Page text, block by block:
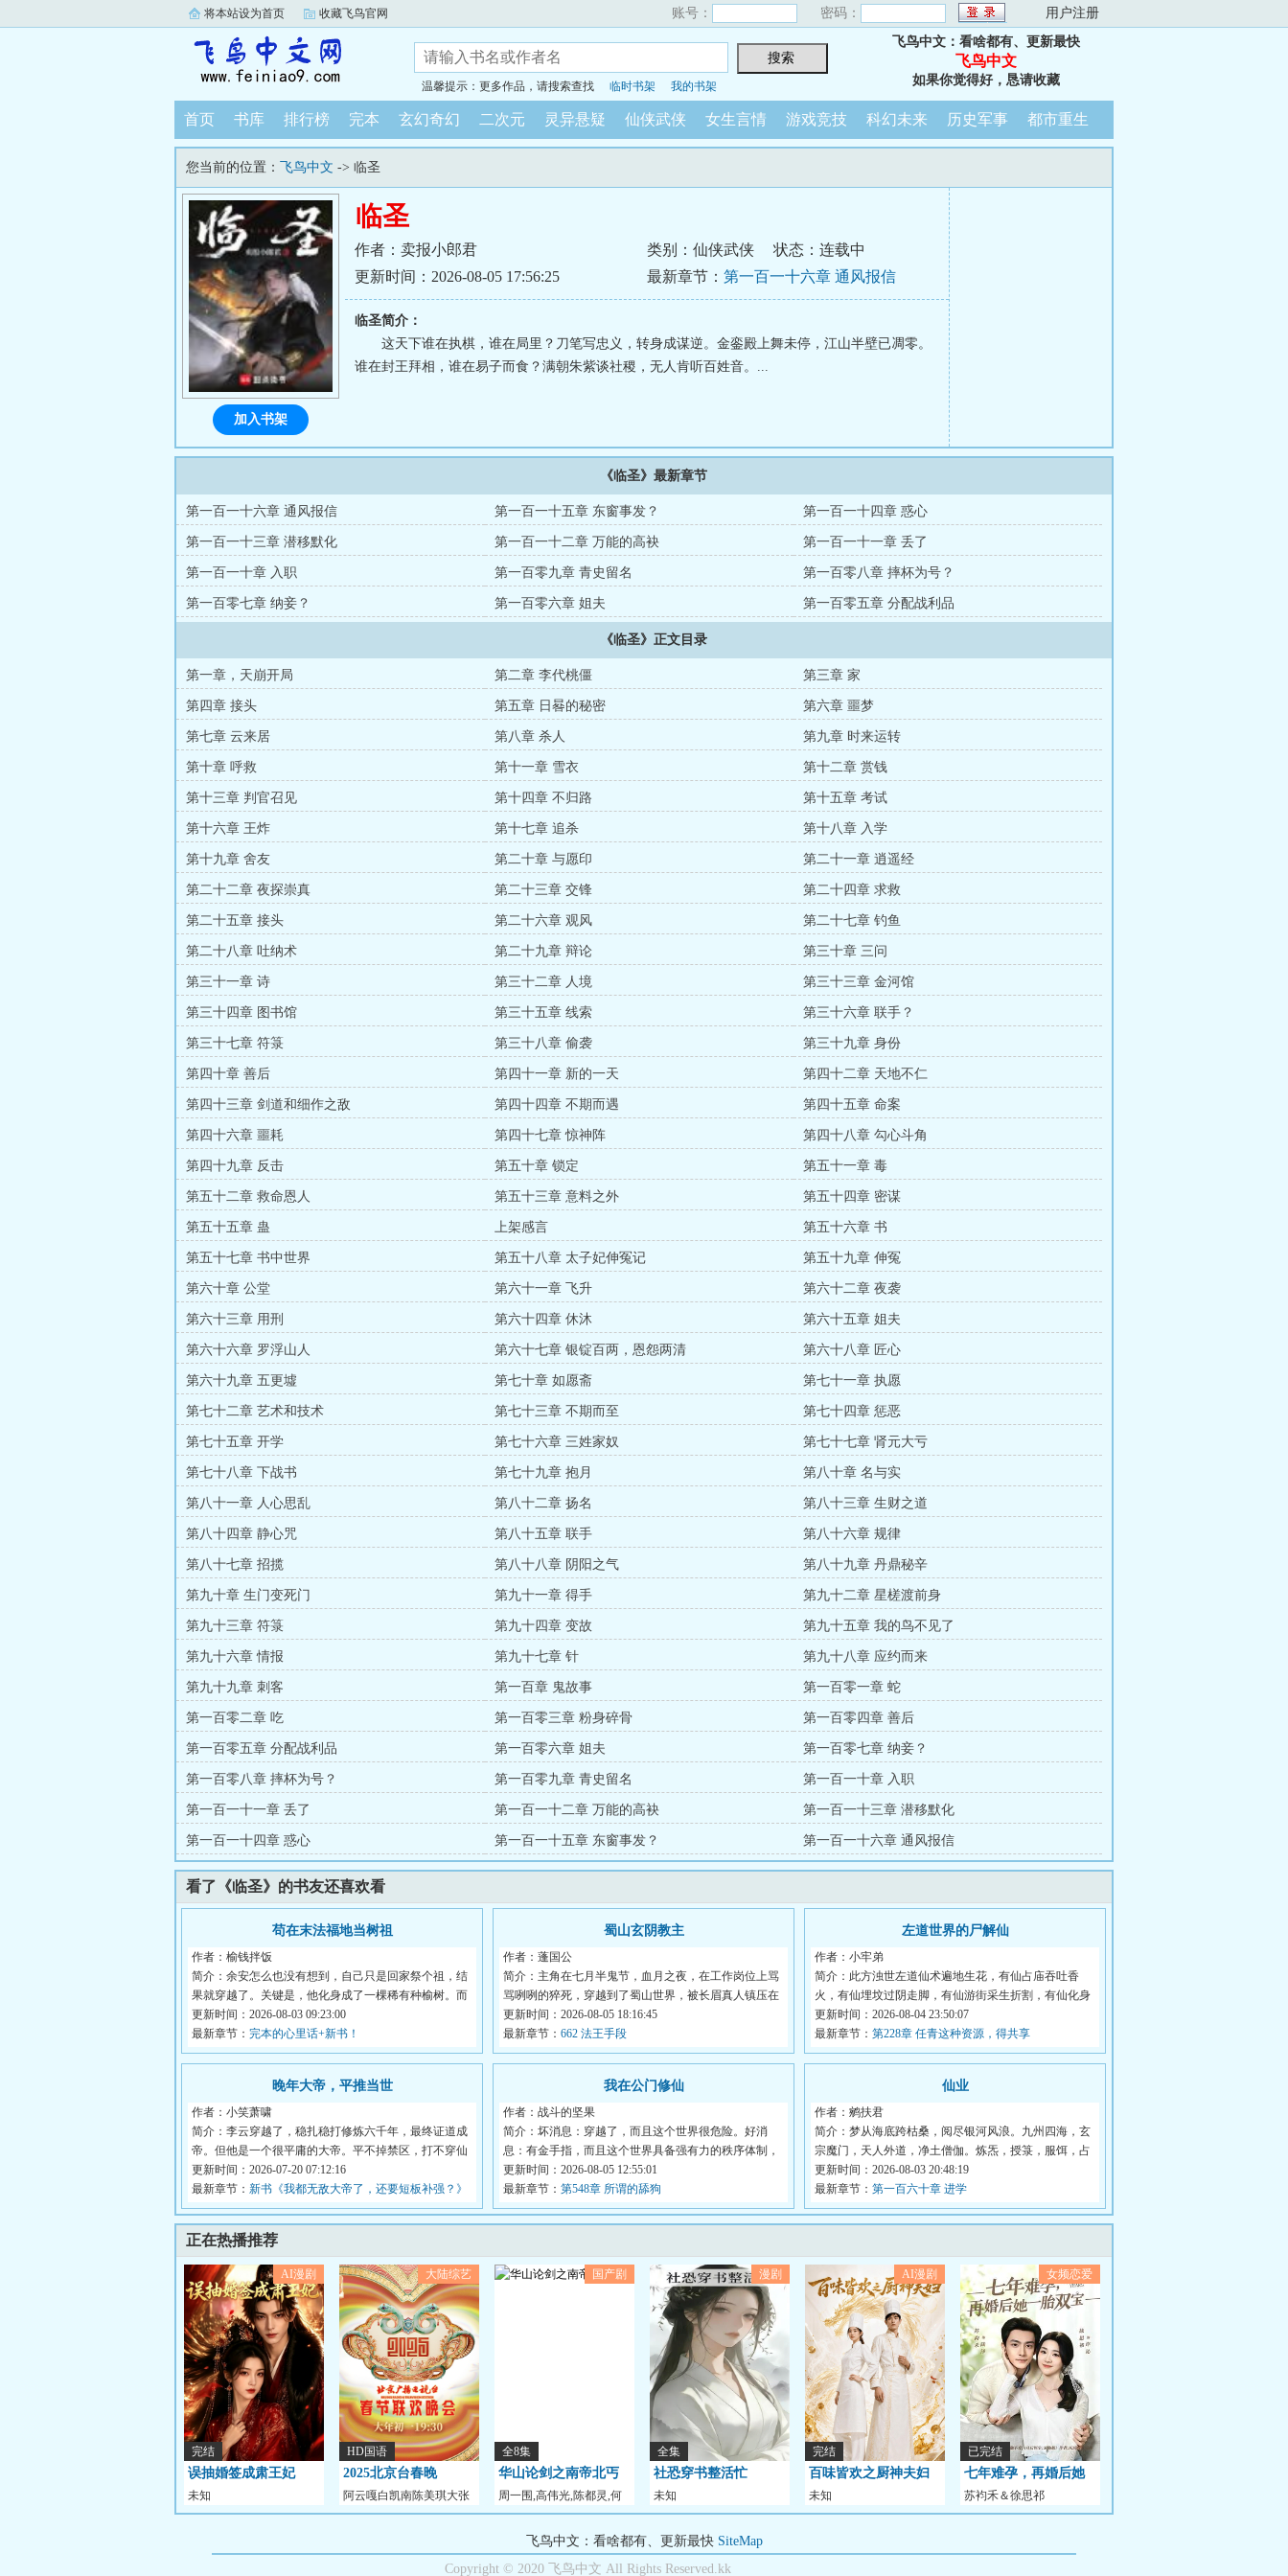
将本站设为首页 收藏飞鸟官网 账号： 密码： 用户注册
温馨提示：更多作品，请搜索查找 临时书架 我的书架
飞鸟中文：看啥都有、更新最快
飞鸟中文
如果你觉得好，恳请收藏
首页 书库 排行榜 完本 玄幻奇幻 二次元 灵异悬疑 仙侠武侠 女生言情 游戏竞技 科幻未来 历史军事 都市重生
您当前的位置： 飞鸟中文 -> 临圣
临圣
作者：卖报小郎君 类别：仙侠武侠
状态：连载中
更新时间：2026-08-05 17:56:25
最新章节： 第一百一十六章 通风报信
临圣简介：
这天下谁在执棋，谁在局里？刀笔写忠义，转身成谋逆。金銮殿上舞未停，江山半壁已凋零。
谁在封王拜相，谁在易子而食？满朝朱紫谈社稷，无人肯听百姓音。...
加入书架
《临圣》最新章节
第一百一十六章 通风报信 第一百一十五章 东窗事发？ 第一百一十四章 惑心
第一百一十三章 潜移默化 第一百一十二章 万能的高袂 第一百一十一章 丢了
第一百一十章 入职 第一百零九章 青史留名 第一百零八章 摔杯为号？
第一百零七章 纳妾？ 第一百零六章 姐夫 第一百零五章 分配战利品
《临圣》正文目录
第一章，天崩开局 第二章 李代桃僵 第三章 家
第四章 接头 第五章 日晷的秘密 第六章 噩梦
第七章 云来居 第八章 杀人 第九章 时来运转
第十章 呼救 第十一章 雪衣 第十二章 赏钱
第十三章 判官召见 第十四章 不归路 第十五章 考试
第十六章 王炸 第十七章 追杀 第十八章 入学
第十九章 舍友 第二十章 与愿印 第二十一章 逍遥经
第二十二章 夜探崇真 第二十三章 交锋 第二十四章 求救
第二十五章 接头 第二十六章 观风 第二十七章 钓鱼
第二十八章 吐纳术 第二十九章 辩论 第三十章 三问
第三十一章 诗 第三十二章 人境 第三十三章 金河馆
第三十四章 图书馆 第三十五章 线索 第三十六章 联手？
第三十七章 符箓 第三十八章 偷袭 第三十九章 身份
第四十章 善后 第四十一章 新的一天 第四十二章 天地不仁
第四十三章 剑道和细作之敌 第四十四章 不期而遇 第四十五章 命案
第四十六章 噩耗 第四十七章 惊神阵 第四十八章 勾心斗角
第四十九章 反击 第五十章 锁定 第五十一章 毒
第五十二章 救命恩人 第五十三章 意料之外 第五十四章 密谋
第五十五章 蛊 上架感言 第五十六章 书
第五十七章 书中世界 第五十八章 太子妃伸冤记 第五十九章 伸冤
第六十章 公堂 第六十一章 飞升 第六十二章 夜袭
第六十三章 用刑 第六十四章 休沐 第六十五章 姐夫
第六十六章 罗浮山人 第六十七章 银锭百两，恩怨两清 第六十八章 匠心
第六十九章 五更墟 第七十章 如愿斋 第七十一章 执愿
第七十二章 艺术和技术 第七十三章 不期而至 第七十四章 惩恶
第七十五章 开学 第七十六章 三姓家奴 第七十七章 肾元大亏
第七十八章 下战书 第七十九章 抱月 第八十章 名与实
第八十一章 人心思乱 第八十二章 扬名 第八十三章 生财之道
第八十四章 静心咒 第八十五章 联手 第八十六章 规律
第八十七章 招揽 第八十八章 阴阳之气 第八十九章 丹鼎秘辛
第九十章 生门变死门 第九十一章 得手 第九十二章 星槎渡前身
第九十三章 符箓 第九十四章 变故 第九十五章 我的鸟不见了
第九十六章 情报 第九十七章 针 第九十八章 应约而来
第九十九章 刺客 第一百章 鬼故事 第一百零一章 蛇
第一百零二章 吃 第一百零三章 粉身碎骨 第一百零四章 善后
第一百零五章 分配战利品 第一百零六章 姐夫 第一百零七章 纳妾？
第一百零八章 摔杯为号？ 第一百零九章 青史留名 第一百一十章 入职
第一百一十一章 丢了 第一百一十二章 万能的高袂 第一百一十三章 潜移默化
第一百一十四章 惑心 第一百一十五章 东窗事发？ 第一百一十六章 通风报信
看了《临圣》的书友还喜欢看
苟在末法福地当树祖
作者：榆钱拌饭
简介：余安怎么也没有想到，自己只是回家祭个祖，结
果就穿越了。关键是，他化身成了一棵稀有种榆树。而
这...
更新时间：2026-08-03 09:23:00
最新章节： 完本的心里话+新书！
蜀山玄阴教主
作者：蓬国公
简介：主角在七月半鬼节，血月之夜，在工作岗位上骂
骂咧咧的猝死，穿越到了蜀山世界，被长眉真人镇压在
莽...
更新时间：2026-08-05 18:16:45
最新章节： 662 法王手段
左道世界的尸解仙
作者：小牢弟
简介：此方浊世左道仙术遍地生花，有仙占庙吞吐香
火，有仙埋坟过阴走脚，有仙游街采生折割，有仙化身
万千...
更新时间：2026-08-04 23:50:07
最新章节： 第228章 任青这种资源，得共享
晚年大帝，平推当世
作者：小笑萧啸
简介：李云穿越了，稳扎稳打修炼六千年，最终证道成
帝。但他是一个很平庸的大帝。平不掉禁区，打不穿仙
域...
更新时间：2026-07-20 07:12:16
最新章节： 新书《我都无敌大帝了，还要短板补强？》
我在公门修仙
作者：战斗的坚果
简介：坏消息：穿越了，而且这个世界很危险。好消
息：有金手指，而且这个世界具备强有力的秩序体制，
所以...
更新时间：2026-08-05 12:55:01
最新章节： 第548章 所谓的舔狗
仙业
作者：鹓扶君
简介：梦从海底跨枯桑，阅尽银河风浪。九州四海，玄
宗魔门，天人外道，净土僧伽。炼炁，授箓，服饵，占
验...
更新时间：2026-08-03 20:48:19
最新章节： 第一百六十章 进学
正在热播推荐
AI漫剧
完结
误抽婚签成肃王妃
未知
大陆综艺
HD国语
2025北京台春晚
阿云嘎白凯南陈美琪大张
伟冯巩
国产剧
全8集
华山论剑之南帝北丐
周一围,高伟光,陈都灵,何
润东,哈妮克孜,明
漫剧
全集
社恐穿书整活忙
未知
AI漫剧
完结
百味皆欢之厨神夫妇
未知
女频恋爱
已完结
七年难孕，再婚后她
一胎双宝
苏袀禾＆徐思祁
飞鸟中文：看啥都有、更新最快 SiteMap
Copyright © 2020 飞鸟中文 All Rights Reserved.kk